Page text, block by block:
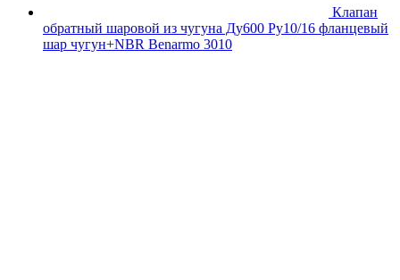
Клапан
обратный шаровой из чугуна Ду600 Ру10/16 фланцевый
шар чугун+NBR Benarmo 3010